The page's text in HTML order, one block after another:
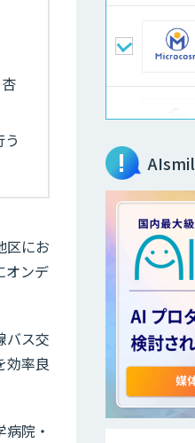
区にお
オンデ
バス交
効率良
院・